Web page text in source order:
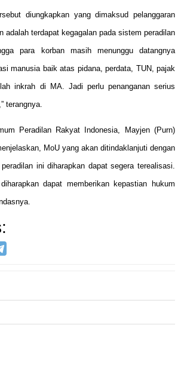
diungkapkan yang dimaksud pelanggaran
adalah terdapat kegagalan pada sistem peradilan
para korban masih menunggu datangnya
manusia baik atas pidana, perdata, TUN, pajak
inkrah di MA. Jadi perlu penanganan serius
terangnya.
Peradilan Rakyat Indonesia, Mayjen (Purn)
MoU yang akan ditindaklanjuti dengan
ini diharapkan dapat segera terealisasi.
dapat memberikan kepastian hukum